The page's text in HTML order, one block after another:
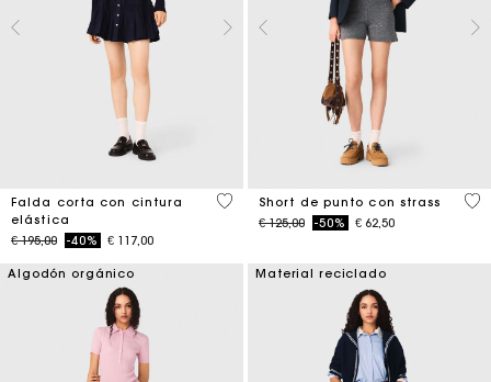
Falda corta con cintura
elástica
Price reduced from
€ 195,00to-40% € 117,00
3,4 out of 5 Customer Rating
Short de punto con strass
Price reduced from
€ 125,00to-50% € 62,50
5
Algodón orgánico Material reciclado